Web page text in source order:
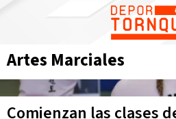
Artes Marciales
Comienzan las clases